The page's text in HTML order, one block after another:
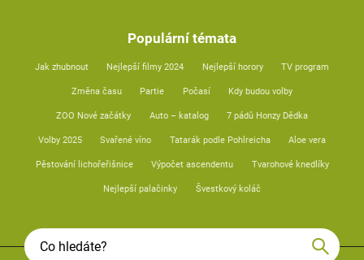
Populární témata
Jak zhubnout Nejlepší filmy 2024 Nejlepší horory TV program
Změna času Partie Počasí Kdy budou volby
ZOO Nové začátky Auto – katalog 7 pádů Honzy Dědka
Volby 2025 Svařené víno Tatarák podle Pohlreicha Aloe vera
Pěstování lichořeřišnice Výpočet ascendentu Tvarohové knedlíky
Nejlepší palačinky Švestkový koláč